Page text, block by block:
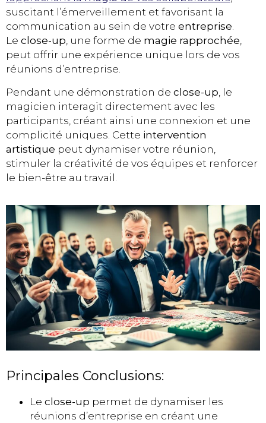
suscitant l’émerveillement et favorisant la
communication au sein de votre entreprise.
Le close-up, une forme de magie rapprochée,
peut offrir une expérience unique lors de vos
réunions d’entreprise.
Pendant une démonstration de close-up , le
magicien interagit directement avec les
participants, créant ainsi une connexion et une
complicité uniques. Cette intervention
artistique peut dynamiser votre réunion,
stimuler la créativité de vos équipes et renforcer
le bien-être au travail.
Principales Conclusions:
Le close-up permet de dynamiser les
réunions d’entreprise en créant une